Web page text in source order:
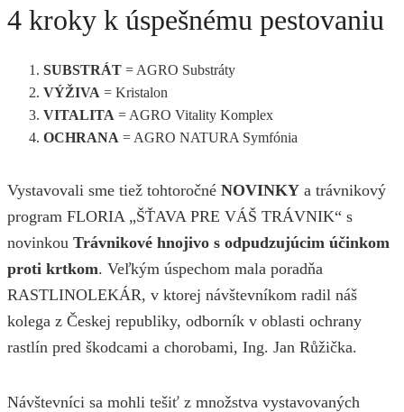
4 kroky k úspešnému pestovaniu
SUBSTRÁT = AGRO Substráty
VÝŽIVA = Kristalon
VITALITA = AGRO Vitality Komplex
OCHRANA = AGRO NATURA Symfónia
Vystavovali sme tiež tohtoročné NOVINKY a trávnikový
program FLORIA „ŠŤAVA PRE VÁŠ TRÁVNIK“ s
novinkou Trávnikové hnojivo s odpudzujúcim účinkom
proti krtkom. Veľkým úspechom mala poradňa
RASTLINOLEKÁR, v ktorej návštevníkom radil náš
kolega z Českej republiky, odborník v oblasti ochrany
rastlín pred škodcami a chorobami, Ing. Jan Růžička.
Návštevníci sa mohli tešiť z množstva vystavovaných